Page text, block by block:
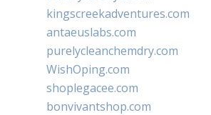
kingscreekadventures.com
antaeuslabs.com
purelycleanchemdry.com
WishOping.com
shoplegacee.com
bonvivantshop.com